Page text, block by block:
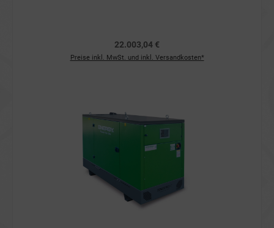
22.003,04 €
Preise inkl. MwSt. und inkl. Versandkosten*